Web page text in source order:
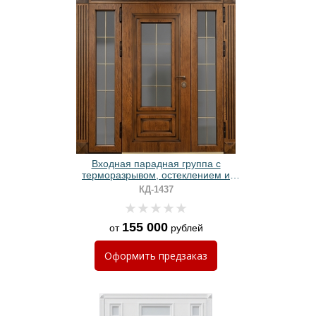
Входная парадная группа с
терморазрывом, остеклением и
панелями МДФ
КД-1437
от 155 000рублей
Оформить предзаказ